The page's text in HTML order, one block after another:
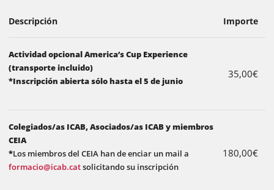
Descripción Importe
Actividad opcional America’s Cup Experience
(transporte incluido)
*Inscripción abierta sólo hasta el 5 de junio
35,00€
Colegiados/as ICAB, Asociados/as ICAB y miembros
CEIA
*Los miembros del CEIA han de enciar un mail a
formacio@icab.catsolicitando su inscripción
180,00€